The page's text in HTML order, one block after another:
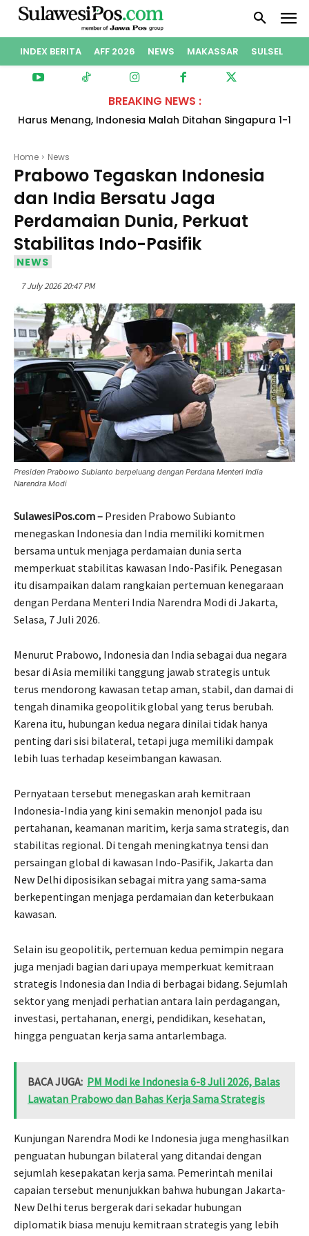
INDEX BERITA AFF 2026 NEWS MAKASSAR SULSEL
BREAKING NEWS :
Harus Menang, Indonesia Malah Ditahan Singapura 1-1
dan Gagal ke Semifinal Piala AFF 2026
Home News
Prabowo Tegaskan Indonesia
dan India Bersatu Jaga
Perdamaian Dunia, Perkuat
Stabilitas Indo-Pasifik
NEWS
7 July 2026 20:47 PM
Presiden Prabowo Subianto berpeluang dengan Perdana Menteri India
Narendra Modi
SulawesiPos.com – Presiden Prabowo Subianto
menegaskan Indonesia dan India memiliki komitmen
bersama untuk menjaga perdamaian dunia serta
memperkuat stabilitas kawasan Indo-Pasifik. Penegasan
itu disampaikan dalam rangkaian pertemuan kenegaraan
dengan Perdana Menteri India Narendra Modi di Jakarta,
Selasa, 7 Juli 2026.
Menurut Prabowo, Indonesia dan India sebagai dua negara
besar di Asia memiliki tanggung jawab strategis untuk
terus mendorong kawasan tetap aman, stabil, dan damai di
tengah dinamika geopolitik global yang terus berubah.
Karena itu, hubungan kedua negara dinilai tidak hanya
penting dari sisi bilateral, tetapi juga memiliki dampak
lebih luas terhadap keseimbangan kawasan.
Pernyataan tersebut menegaskan arah kemitraan
Indonesia-India yang kini semakin menonjol pada isu
pertahanan, keamanan maritim, kerja sama strategis, dan
stabilitas regional. Di tengah meningkatnya tensi dan
persaingan global di kawasan Indo-Pasifik, Jakarta dan
New Delhi diposisikan sebagai mitra yang sama-sama
berkepentingan menjaga perdamaian dan keterbukaan
kawasan.
Selain isu geopolitik, pertemuan kedua pemimpin negara
juga menjadi bagian dari upaya memperkuat kemitraan
strategis Indonesia dan India di berbagai bidang. Sejumlah
sektor yang menjadi perhatian antara lain perdagangan,
investasi, pertahanan, energi, pendidikan, kesehatan,
hingga penguatan kerja sama antarlembaga.
BACA JUGA: PM Modi ke Indonesia 6-8 Juli 2026, Balas
Lawatan Prabowo dan Bahas Kerja Sama Strategis
Kunjungan Narendra Modi ke Indonesia juga menghasilkan
penguatan hubungan bilateral yang ditandai dengan
sejumlah kesepakatan kerja sama. Pemerintah menilai
capaian tersebut menunjukkan bahwa hubungan Jakarta-
New Delhi terus bergerak dari sekadar hubungan
diplomatik biasa menuju kemitraan strategis yang lebih